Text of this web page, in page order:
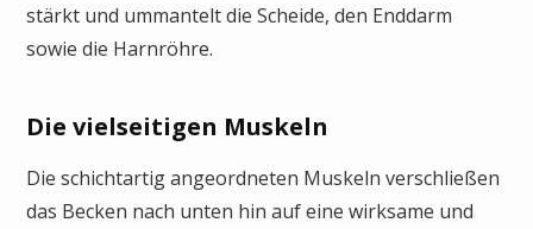
stärkt und ummantelt die Scheide, den Enddarm
sowie die Harnröhre.
Die vielseitigen Muskeln
Die schichtartig angeordneten Muskeln verschließen
das Becken nach unten hin auf eine wirksame und